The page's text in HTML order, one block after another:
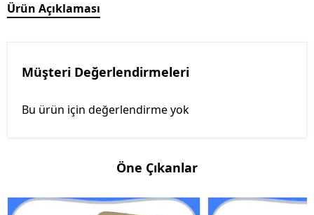
Ürün Açıklaması
Müşteri Değerlendirmeleri
Bu ürün için değerlendirme yok
Öne Çıkanlar